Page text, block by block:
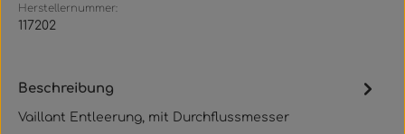
Herstellernummer:
117202
Beschreibung
Vaillant Entleerung, mit Durchflussmesser